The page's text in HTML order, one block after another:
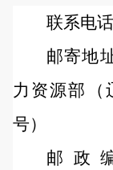
联系电
邮寄地
力资源部（
号）
邮政